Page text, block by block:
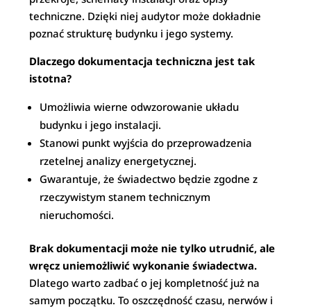
techniczne. Dzięki niej audytor może dokładnie
poznać strukturę budynku i jego systemy.
Dlaczego dokumentacja techniczna jest tak
istotna?
Umożliwia wierne odwzorowanie układu
budynku i jego instalacji.
Stanowi punkt wyjścia do przeprowadzenia
rzetelnej analizy energetycznej.
Gwarantuje, że świadectwo będzie zgodne z
rzeczywistym stanem technicznym
nieruchomości.
Brak dokumentacji może nie tylko utrudnić, ale
wręcz uniemożliwić wykonanie świadectwa.
Dlatego warto zadbać o jej kompletność już na
samym początku. To oszczędność czasu, nerwów i